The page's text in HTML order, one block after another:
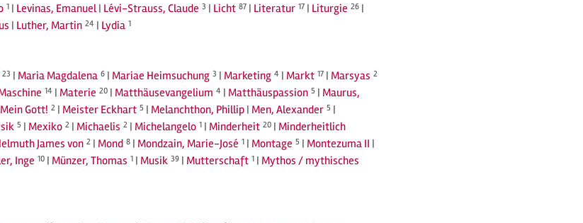
1 | Levinas, Emanuel| Lévi-Strauss, Claude 3 | Licht 87 | Literatur 17 | Liturgie 26 |
| Luther, Martin 24 | Lydia 1
23 | Maria Magdalena 6 | Mariae Heimsuchung 3 | Marketing 4 | Markt 17 | Marsyas 2
14 | Materie 20 | Matthäusevangelium 4 | Matthäuspassion 5 | Maurus,
Mein Gott! 2 | Meister Eckhart 5 | Melanchthon, Phillip | Men, Alexander 5 |
5 | Mexiko 2 | Michaelis 2 | Michelangelo 1 | Minderheit 20 | Minderheitlich
James von 2 | Mond 8 | Mondzain, Marie-José 1 | Montage 5 | Montezuma II |
Inge 10 | Münzer, Thomas 1 | Musik 39 | Mutterschaft 1 | Mythos / mythisches